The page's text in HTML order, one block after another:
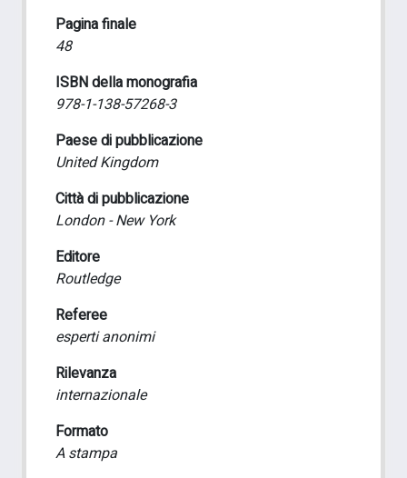
Pagina finale
48
ISBN della monografia
978-1-138-57268-3
Paese di pubblicazione
United Kingdom
Città di pubblicazione
London - New York
Editore
Routledge
Referee
esperti anonimi
Rilevanza
internazionale
Formato
A stampa